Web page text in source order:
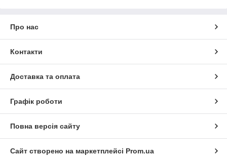
Про нас
Контакти
Доставка та оплата
Графік роботи
Повна версія сайту
Сайт створено на маркетплейсі Prom.ua